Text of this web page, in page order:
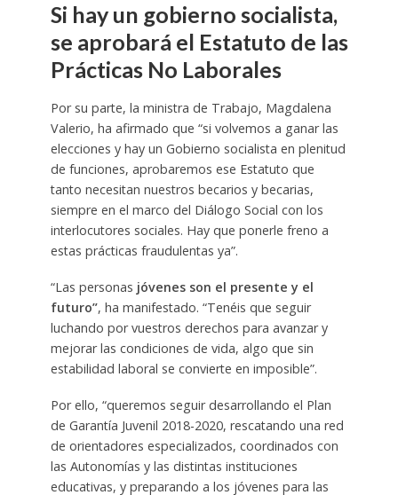
Si hay un gobierno socialista,
se aprobará el Estatuto de las
Prácticas No Laborales
Por su parte, la ministra de Trabajo, Magdalena
Valerio, ha afirmado que “si volvemos a ganar las
elecciones y hay un Gobierno socialista en plenitud
de funciones, aprobaremos ese Estatuto que
tanto necesitan nuestros becarios y becarias,
siempre en el marco del Diálogo Social con los
interlocutores sociales. Hay que ponerle freno a
estas prácticas fraudulentas ya”.
“Las personas jóvenes son el presente y el
futuro”, ha manifestado. “Tenéis que seguir
luchando por vuestros derechos para avanzar y
mejorar las condiciones de vida, algo que sin
estabilidad laboral se convierte en imposible”.
Por ello, “queremos seguir desarrollando el Plan
de Garantía Juvenil 2018-2020, rescatando una red
de orientadores especializados, coordinados con
las Autonomías y las distintas instituciones
educativas, y preparando a los jóvenes para las